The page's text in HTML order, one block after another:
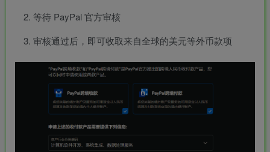
等待 PayPal 官方审核
审核通过后，即可收取来自全球的美元等外币款项